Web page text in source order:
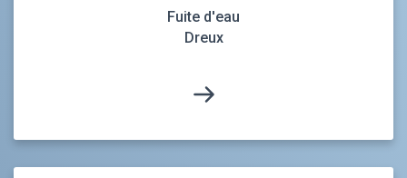
Fuite d'eau
Dreux